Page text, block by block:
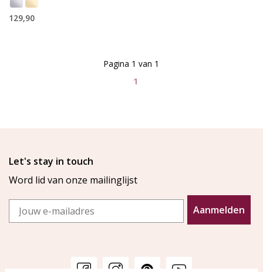
129,90
1
Pagina 1 van 1
Let's stay in touch
Word lid van onze mailinglijst
Email
Aanmelden